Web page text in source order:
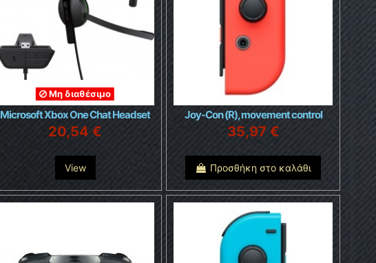
Μη διαθέσιμο
Microsoft Xbox One Chat Headset
20,54 €
View
Joy-Con (R), movement control
35,97 €
Προσθήκη στο καλάθι